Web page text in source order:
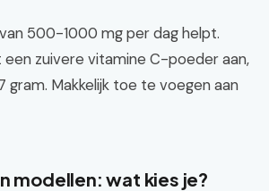
500-1000 mg per dag helpt.
zuivere vitamine C-poeder aan,
gram. Makkelijk toe te voegen aan
modellen: wat kies je?